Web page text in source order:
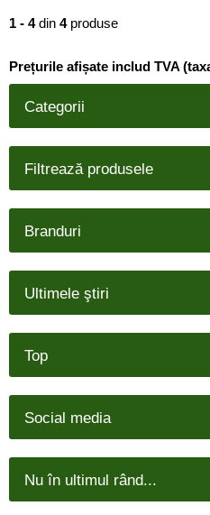
1 - 4din 4produse
Prețurile afișate includ TVA
Categorii
Filtrează produsele
Branduri
Ultimele ştiri
Top
Social media
Nu în ultimul rând...